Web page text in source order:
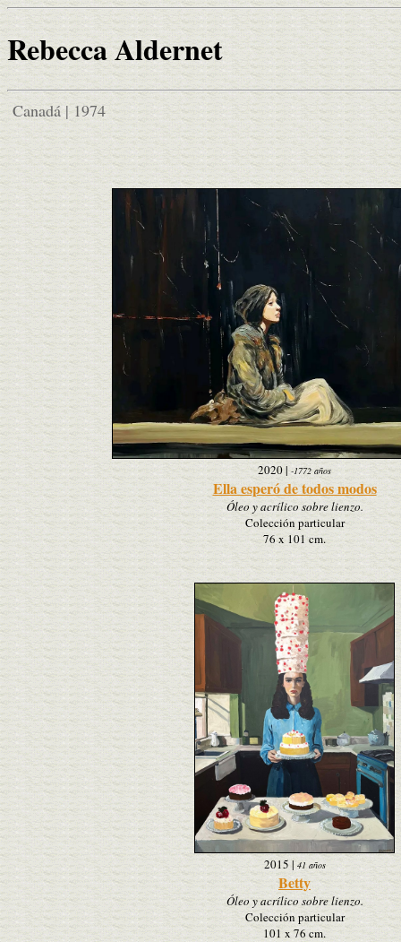
Rebecca Aldernet
Canadá | 1974
2020| -1772 años
Ella esperó de todos modos
Óleo y acrílico sobre lienzo.
Colección particular
76 x 101 cm.
2015 | 41 años
Betty
Óleo y acrílico sobre lienzo.
Colección particular
101 x 76 cm.